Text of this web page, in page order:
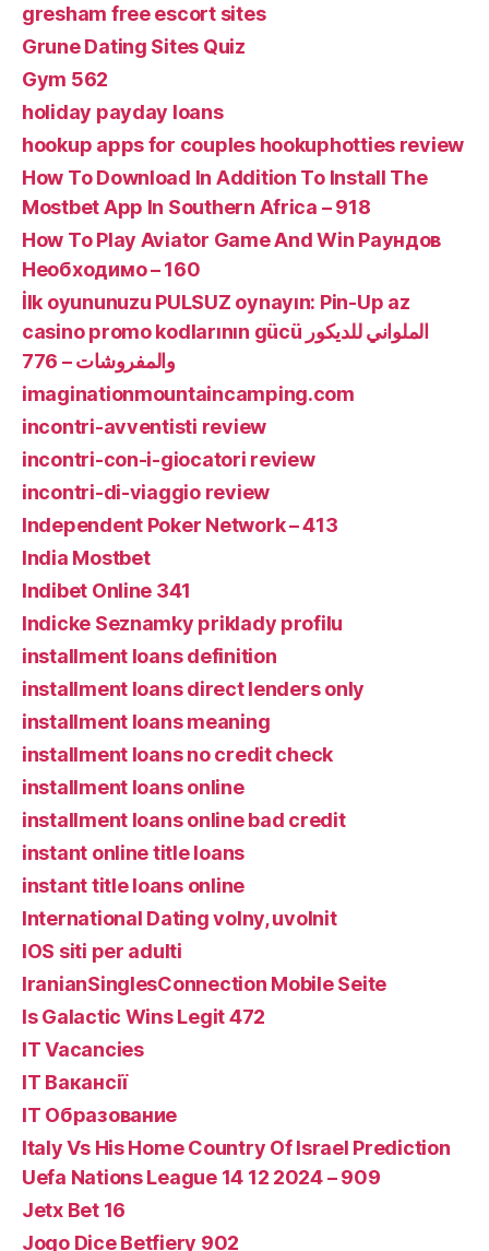
gresham free escort sites
Grune Dating Sites Quiz
Gym 562
holiday payday loans
hookup apps for couples hookuphotties review
How To Download In Addition To Install The
Mostbet App In Southern Africa – 918
How To Play Aviator Game And Win Раундов
Необходимо – 160
İlk oyununuzu PULSUZ oynayın: Pin-Up az
casino promo kodlarının gücü الملواني للديكور
والمفروشات – 776
imaginationmountaincamping.com
incontri-avventisti review
incontri-con-i-giocatori review
incontri-di-viaggio review
Independent Poker Network – 413
India Mostbet
Indibet Online 341
Indicke Seznamky priklady profilu
installment loans definition
installment loans direct lenders only
installment loans meaning
installment loans no credit check
installment loans online
installment loans online bad credit
instant online title loans
instant title loans online
International Dating volny, uvolnit
IOS siti per adulti
IranianSinglesConnection Mobile Seite
Is Galactic Wins Legit 472
IT Vacancies
IT Вакансії
IT Образование
Italy Vs His Home Country Of Israel Prediction
Uefa Nations League 14 12 2024 – 909
Jetx Bet 16
Jogo Dice Betfiery 902